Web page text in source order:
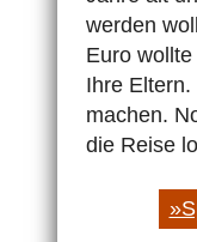
werden
Euro
Ihre
machen.
die Reise